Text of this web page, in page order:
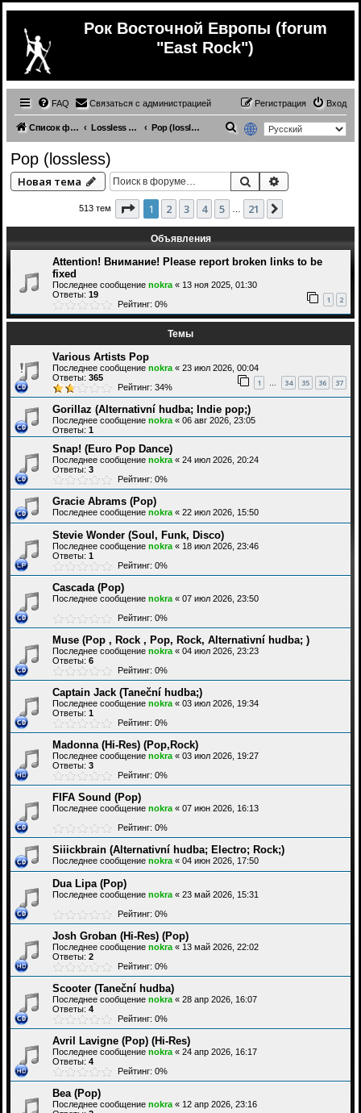
Рок Восточной Европы (forum
"East Rock")
FAQ Связаться с администрацией Вход
Регистрация
Список форумов Lossless (Music from other countries) Pop (lossless)
с
Pop (lossless)
Новая тема Поиск
513 тем Страница из 21
1 2 3 4 5 21
Объявления
Attention! Внимание! Please report broken links to be
fixed
Последнее сообщение nokra « 13 ноя 2025, 01:30
Ответы: 19 1 2
Рейтинг: 0%
Темы
Various Artists Pop
Последнее сообщение nokra « 23 июл 2026, 00:04
Ответы: 365 1 … 34 35 36 37
Рейтинг: 34%
Gorillaz (Alternativní hudba; Indie pop;)
Последнее сообщение nokra « 06 авг 2026, 23:05
Ответы: 1
Snap! (Euro Pop Dance)
Последнее сообщение nokra « 24 июл 2026, 20:24
Ответы: 3
Рейтинг: 0%
Gracie Abrams (Pop)
Последнее сообщение nokra « 22 июл 2026, 15:50
Stevie Wonder (Soul, Funk, Disco)
Последнее сообщение nokra « 18 июл 2026, 23:46
Ответы: 1
Рейтинг: 0%
Cascada (Pop)
Последнее сообщение nokra « 07 июл 2026, 23:50
Рейтинг: 0%
Muse (Pop , Rock , Pop, Rock, Alternativní hudba; )
Последнее сообщение nokra « 04 июл 2026, 23:23
Ответы: 6
Рейтинг: 0%
Captain Jack (Taneční hudba;)
Последнее сообщение nokra « 03 июл 2026, 19:34
Ответы: 1
Рейтинг: 0%
Madonna (Hi-Res) (Pop,Rock)
Последнее сообщение nokra « 03 июл 2026, 19:27
Ответы: 3
Рейтинг: 0%
FIFA Sound (Pop)
Последнее сообщение nokra « 07 июн 2026, 16:13
Рейтинг: 0%
Siiickbrain (Alternativní hudba; Electro; Rock;)
Последнее сообщение nokra « 04 июн 2026, 17:50
Dua Lipa (Pop)
Последнее сообщение nokra « 23 май 2026, 15:31
Рейтинг: 0%
Josh Groban (Hi-Res) (Pop)
Последнее сообщение nokra « 13 май 2026, 22:02
Ответы: 2
Рейтинг: 0%
Scooter (Taneční hudba)
Последнее сообщение nokra « 28 апр 2026, 16:07
Ответы: 4
Рейтинг: 0%
Avril Lavigne (Pop) (Hi-Res)
Последнее сообщение nokra « 24 апр 2026, 16:17
Ответы: 4
Рейтинг: 0%
Bea (Pop)
Последнее сообщение nokra « 12 апр 2026, 23:16